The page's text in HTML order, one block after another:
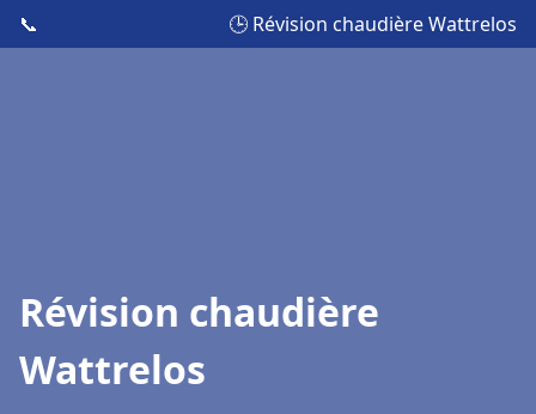
📞 🕒 Révision chaudière Wattrelos
Révision chaudière
Wattrelos